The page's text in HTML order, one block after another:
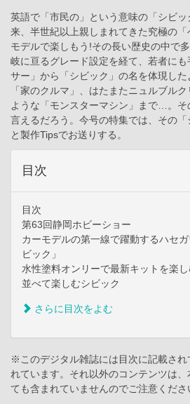
英語で「市民の」という意味の「シビ
来、半世紀以上親しまれてきた究極の
モデルで楽しもう!その長い歴史の中で
岐に亘るグレード設定を経て、若者に
サー」から「シビック」の名を体現し
「家のクルマ」、はたまたニュルブル
ような「モンスターマシン」まで…。そ
言えるだろう。今号の特集では、その
と製作Tipsでお送りする。
目次
目次
第63回静岡ホビーショー
カーモデルの第一線で躍動するハセ
ビック」
水性塗料オンリーで最新キットを楽し
並べて楽しむシビック
さらに目次をよむ
※このデジタル雑誌には目次に記載され
れています。それ以外のコンテンツは
ても含まれていませんのでご注意くださ